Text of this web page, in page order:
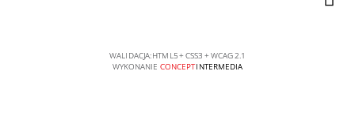
WALIDACJA:HTML5+CSS3 +WCAG 2.1
WYKONANIE CONCEPTINTERMEDIA